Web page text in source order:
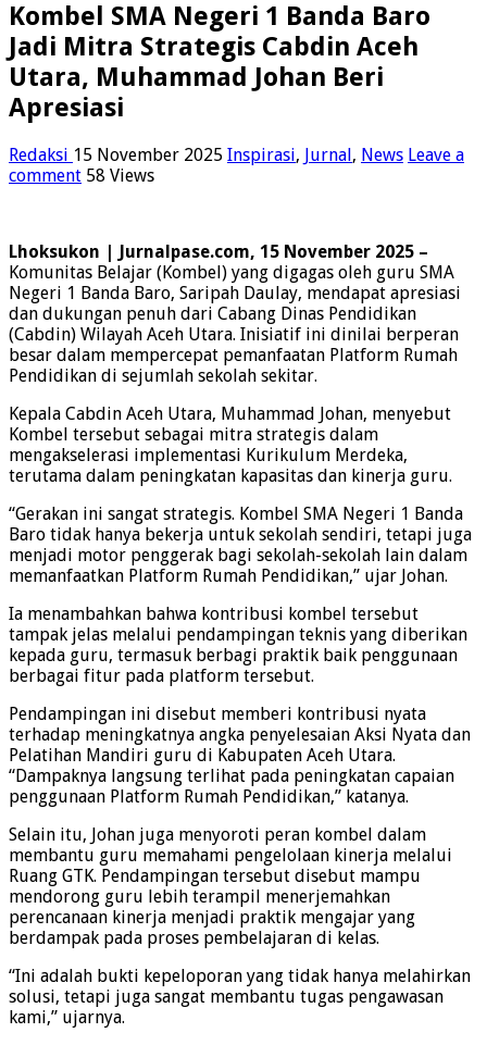
Kombel SMA Negeri 1 Banda Baro
Jadi Mitra Strategis Cabdin Aceh
Utara, Muhammad Johan Beri
Apresiasi
Redaksi 15 November 2025 Inspirasi, Jurnal , News Leave a
comment 58 Views
Lhoksukon | Jurnalpase.com, 15 November 2025 –
Komunitas Belajar (Kombel) yang digagas oleh guru SMA
Negeri 1 Banda Baro, Saripah Daulay, mendapat apresiasi
dan dukungan penuh dari Cabang Dinas Pendidikan
(Cabdin) Wilayah Aceh Utara. Inisiatif ini dinilai berperan
besar dalam mempercepat pemanfaatan Platform Rumah
Pendidikan di sejumlah sekolah sekitar.
Kepala Cabdin Aceh Utara, Muhammad Johan, menyebut
Kombel tersebut sebagai mitra strategis dalam
mengakselerasi implementasi Kurikulum Merdeka,
terutama dalam peningkatan kapasitas dan kinerja guru.
“Gerakan ini sangat strategis. Kombel SMA Negeri 1 Banda
Baro tidak hanya bekerja untuk sekolah sendiri, tetapi juga
menjadi motor penggerak bagi sekolah-sekolah lain dalam
memanfaatkan Platform Rumah Pendidikan,” ujar Johan.
Ia menambahkan bahwa kontribusi kombel tersebut
tampak jelas melalui pendampingan teknis yang diberikan
kepada guru, termasuk berbagi praktik baik penggunaan
berbagai fitur pada platform tersebut.
Pendampingan ini disebut memberi kontribusi nyata
terhadap meningkatnya angka penyelesaian Aksi Nyata dan
Pelatihan Mandiri guru di Kabupaten Aceh Utara.
“Dampaknya langsung terlihat pada peningkatan capaian
penggunaan Platform Rumah Pendidikan,” katanya.
Selain itu, Johan juga menyoroti peran kombel dalam
membantu guru memahami pengelolaan kinerja melalui
Ruang GTK. Pendampingan tersebut disebut mampu
mendorong guru lebih terampil menerjemahkan
perencanaan kinerja menjadi praktik mengajar yang
berdampak pada proses pembelajaran di kelas.
“Ini adalah bukti kepeloporan yang tidak hanya melahirkan
solusi, tetapi juga sangat membantu tugas pengawasan
kami,” ujarnya.